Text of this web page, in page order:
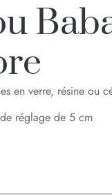
en verre, résine ou
réglage de 5 cm